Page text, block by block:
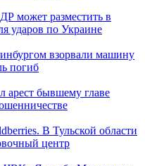
может разместить в
ударов по Украине
взорвали машину
погиб
арест бывшему главе
В Тульской области
центр